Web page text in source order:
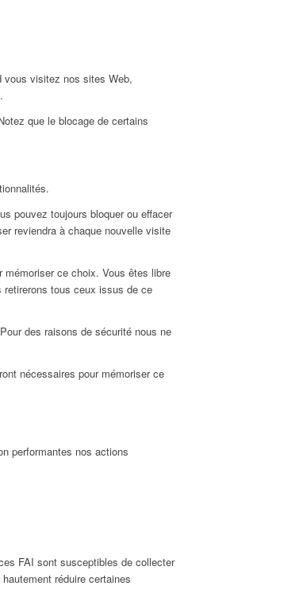
vous visitez nos sites Web,
que le blocage de certains
pouvez toujours bloquer ou effacer
reviendra à chaque nouvelle visite
ce choix. Vous êtes libre
tous ceux issus de ce
des raisons de sécurité nous ne
nécessaires pour mémoriser ce
performantes nos actions
FAI sont susceptibles de collecter
réduire certaines